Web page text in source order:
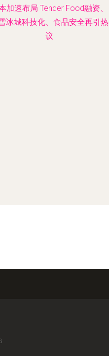
加速布局 Tender Food融资、
冰城科技化、食品安全再引热
议